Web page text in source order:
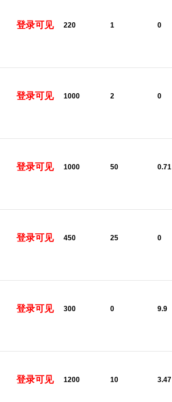
登录可见 220 1 0
登录可见 1000 2 0
登录可见 1000 50 0.71
登录可见 450 25 0
登录可见 300 0 9.9
登录可见 1200 10 3.47